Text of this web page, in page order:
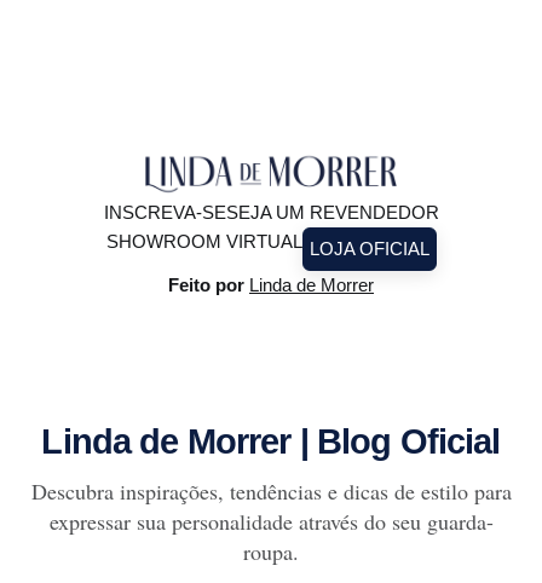
INSCREVA-SESEJA UM REVENDEDOR
SHOWROOM VIRTUAL LOJA OFICIAL
Feito por Linda de Morrer
Linda de Morrer | Blog Oficial
Descubra inspirações, tendências e dicas de estilo para
expressar sua personalidade através do seu guarda-
roupa.